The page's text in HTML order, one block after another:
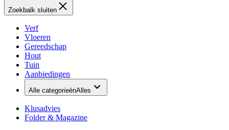
Zoekbalk sluiten
Verf
Vloeren
Gereedschap
Hout
Tuin
Aanbiedingen
Alle categorieënAlles
Klusadvies
Folder & Magazine